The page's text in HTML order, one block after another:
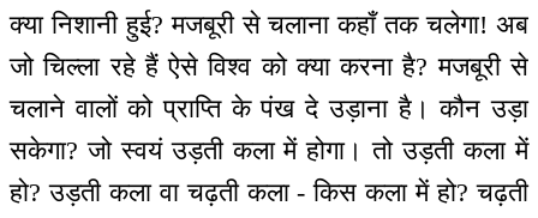
क्या निशानी हुई? मजबूरी से चलाना कहाँ तक चलेगा! अब
जो चिल्ला रहे हैं ऐसे विश्व को क्या करना है? मजबूरी से
चलाने वालों को प्राप्ति के पंख दे उड़ाना है। कौन उड़ा
सकेगा? जो स्वयं उड़ती कला में होगा। तो उड़ती कला में
हो? उड़ती कला वा चढ़ती कला - किस कला में हो? चढ़ती